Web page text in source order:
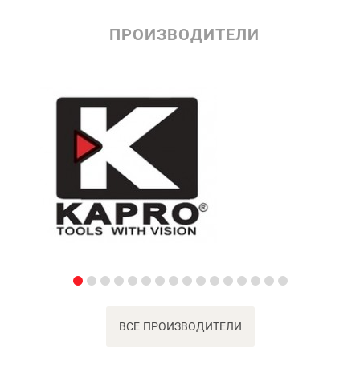
ПРОИЗВОДИТЕЛИ
ВСЕ ПРОИЗВОДИТЕЛИ